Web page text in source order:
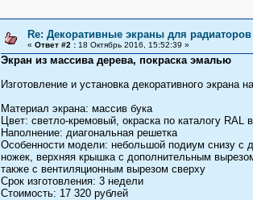
Re: Декоративные экраны для
« Ответ #2 : 18 Октябрь 2016, 15:52:39 »
Экран из массива дерева, покраска эмалью
Изготовление и установка декоративного экрана
Материал экрана: массив бука
Цвет: светло-кремовый, окраска по каталогу
Наполнение: диагональная решетка
Особенности модели: небольшой подиум снизу с
ножек, верхняя крышка с дополнительным
также с вентиляционным вырезом сверху
Срок изготовления: 3 недели
Стоимость: 17 320 рублей